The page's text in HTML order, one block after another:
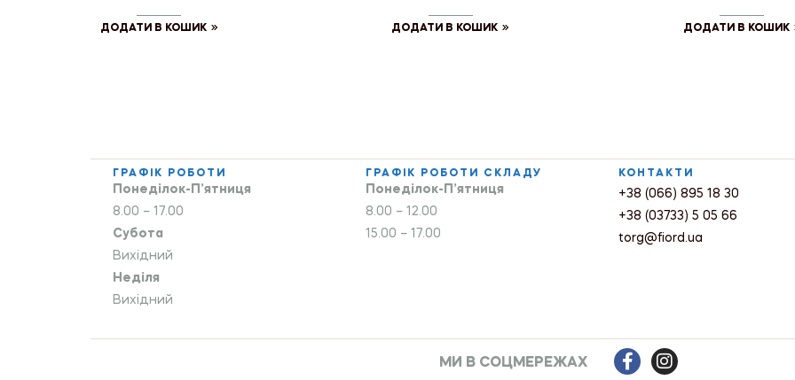
ДОДАТИ В КОШИК ДОДАТИ В КОШИК ДОДАТИ В КОШИК
ГРАФІК РОБОТИ
Понеділок-П’ятниця
8.00 – 17.00
Субота
Вихідний
Неділя
Вихідний
ГРАФІК РОБОТИ СКЛАДУ
Понеділок-П’ятниця
8.00 – 12.00
15.00 – 17.00
КОНТАКТИ
+38 (066) 895 18 30
+38 (03733) 5 05 66
torg@fiord.ua
МИ В СОЦМЕРЕЖАХ